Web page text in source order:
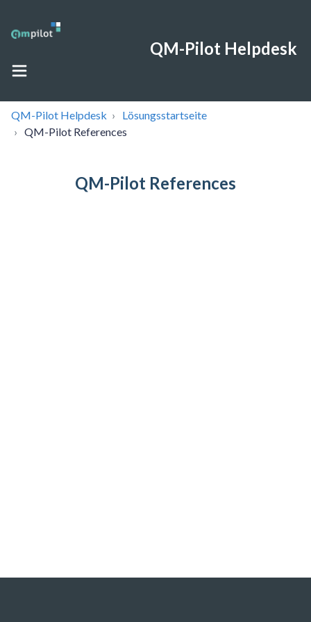
QM-Pilot Helpdesk
QM-Pilot Helpdesk
Lösungsstartseite
QM-Pilot References
QM-Pilot References